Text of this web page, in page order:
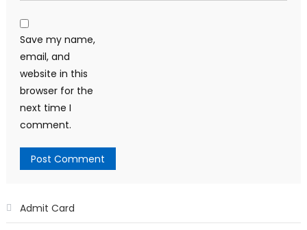
Save my name,
email, and
website in this
browser for the
next time I
comment.
Admit Card